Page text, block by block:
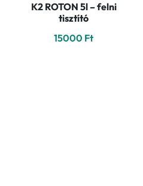
K2 ROTON 5l – felni
tisztító
15000 Ft